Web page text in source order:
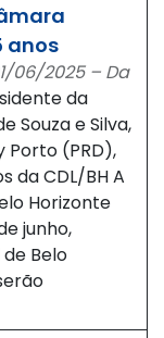
anos
06/2025 – Da
da
Souza e Silva,
Porto (PRD),
da CDL/BH A
Horizonte
junho,
Belo